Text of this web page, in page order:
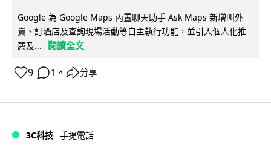
Google 為 Google Maps 內置聊天助手 Ask Maps 新增叫外
賣、訂酒店及查詢現場活動等自主執行功能，並引入個人化推
薦及...
閱讀全文
9 1 ↗ 分享
3C科技 手提電話